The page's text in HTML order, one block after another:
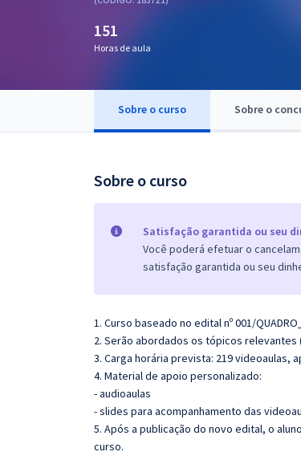
OAB
151
Horas de aula
Sobre o curso Sobre o
Sobre o curso
Satisfação garantida ou seu
Você poderá efetuar o
satisfação garantida ou seu
1. Curso baseado no edital nº 001/
2. Serão abordados os tópicos
3. Carga horária prevista: 219 videoaulas,
4. Material de apoio personalizado:
- audioaulas
- slides para acompanhamento das
5. Após a publicação do novo edital, o
curso.